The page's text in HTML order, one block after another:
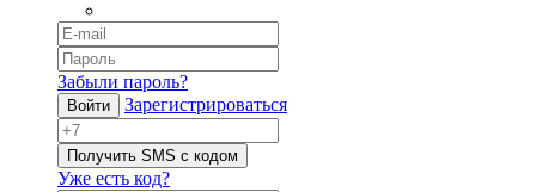
Забыли пароль?
Войти Зарегистрироваться
Получить SMS с кодом
Уже есть код?